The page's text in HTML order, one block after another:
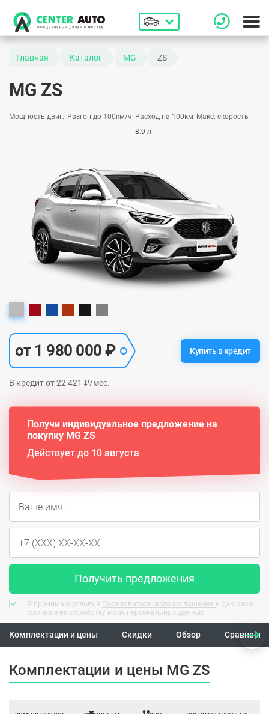
Главная Каталог MG ZS
MG ZS
Мощность двиг. Разгон до 100км/ч Расход на 100км
8.9 л
Макс. скорость
от 1 980 000 ₽ Купить в кредит
В кредит от 22 421 ₽/мес.
Получи индивидуальное предложение на
покупку MG ZS
Действует до 10 августа
Получить предложения
Я принимаю условия Пользовательского соглашения и даю свое
согласие на обработку моих персональных данных
Комплектации и цены Скидки Обзор
Комплектации и цены MG ZS